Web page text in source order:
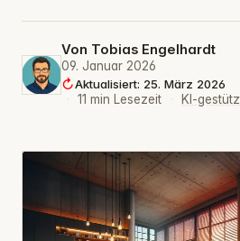
Von Tobias Engelhardt
09. Januar 2026
Aktualisiert: 25. März 2026
·
11 min Lesezeit · KI-